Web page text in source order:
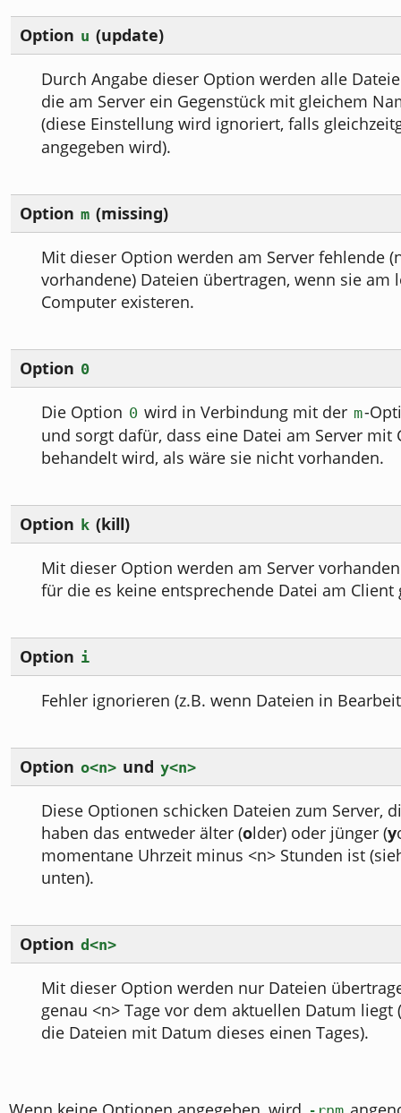
Option u (update)
Durch Angabe dieser Option werden alle
die am Server ein Gegenstück mit gleichem
(diese Einstellung wird ignoriert, falls
angegeben wird).
Option m (missing)
Mit dieser Option werden am Server fehlende
vorhandene) Dateien übertragen, wenn sie am
Computer existeren.
Option 0
Die Option 0 wird in Verbindung mit der m-
und sorgt dafür, dass eine Datei am Server mit
behandelt wird, als wäre sie nicht vorhanden.
Option k (kill)
Mit dieser Option werden am Server
für die es keine entsprechende Datei am Client
Option i
Fehler ignorieren (z.B. wenn Dateien in
Option o<n> und y<n>
Diese Optionen schicken Dateien zum Server,
haben das entweder älter (older) oder jünger (y
momentane Uhrzeit minus <n> Stunden ist
unten).
Option d<n>
Mit dieser Option werden nur Dateien
genau <n> Tage vor dem aktuellen Datum liegt
die Dateien mit Datum dieses einen Tages).